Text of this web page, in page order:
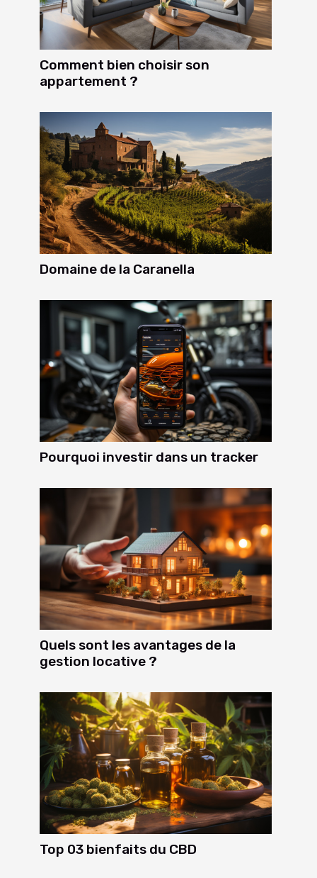
Comment bien choisir son
appartement ?
Domaine de la Caranella
Pourquoi investir dans un tracker
Quels sont les avantages de la
gestion locative ?
Top 03 bienfaits du CBD